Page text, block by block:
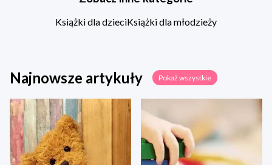
Książki dla dzieciKsiążki dla młodzieży
Najnowsze artykuły Pokaż wszystkie